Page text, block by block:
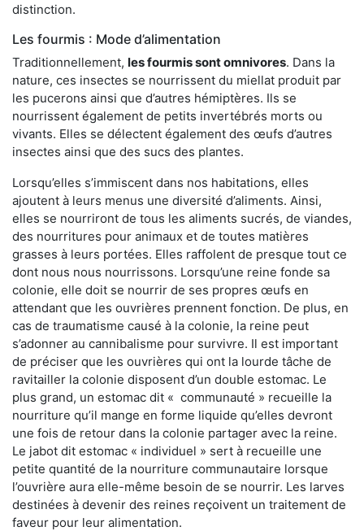
distinction.
Les fourmis : Mode d’alimentation
Traditionnellement, les fourmis sont omnivores. Dans la
nature, ces insectes se nourrissent du miellat produit par
les pucerons ainsi que d’autres hémiptères. Ils se
nourrissent également de petits invertébrés morts ou
vivants. Elles se délectent également des œufs d’autres
insectes ainsi que des sucs des plantes.
Lorsqu’elles s’immiscent dans nos habitations, elles
ajoutent à leurs menus une diversité d’aliments. Ainsi,
elles se nourriront de tous les aliments sucrés, de viandes,
des nourritures pour animaux et de toutes matières
grasses à leurs portées. Elles raffolent de presque tout ce
dont nous nous nourrissons. Lorsqu’une reine fonde sa
colonie, elle doit se nourrir de ses propres œufs en
attendant que les ouvrières prennent fonction. De plus, en
cas de traumatisme causé à la colonie, la reine peut
s’adonner au cannibalisme pour survivre. Il est important
de préciser que les ouvrières qui ont la lourde tâche de
ravitailler la colonie disposent d’un double estomac. Le
plus grand, un estomac dit « communauté » recueille la
nourriture qu’il mange en forme liquide qu’elles devront
une fois de retour dans la colonie partager avec la reine.
Le jabot dit estomac « individuel » sert à recueille une
petite quantité de la nourriture communautaire lorsque
l’ouvrière aura elle-même besoin de se nourrir. Les larves
destinées à devenir des reines reçoivent un traitement de
faveur pour leur alimentation.